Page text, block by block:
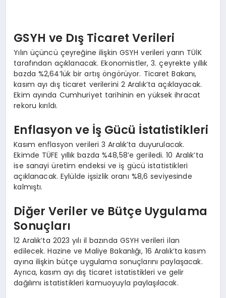
GSYH ve Dış Ticaret Verileri
Yılın üçüncü çeyreğine ilişkin GSYH verileri yarın TÜİK
tarafından açıklanacak. Ekonomistler, 3. çeyrekte yıllık
bazda %2,64’lük bir artış öngörüyor. Ticaret Bakanı,
kasım ayı dış ticaret verilerini 2 Aralık’ta açıklayacak.
Ekim ayında Cumhuriyet tarihinin en yüksek ihracat
rekoru kırıldı.
Enflasyon ve İş Gücü İstatistikleri
Kasım enflasyon verileri 3 Aralık’ta duyurulacak.
Ekimde TÜFE yıllık bazda %48,58’e geriledi. 10 Aralık’ta
ise sanayi üretim endeksi ve iş gücü istatistikleri
açıklanacak. Eylülde işsizlik oranı %8,6 seviyesinde
kalmıştı.
Diğer Veriler ve Bütçe Uygulama
Sonuçları
12 Aralık’ta 2023 yılı il bazında GSYH verileri ilan
edilecek. Hazine ve Maliye Bakanlığı, 16 Aralık’ta kasım
ayına ilişkin bütçe uygulama sonuçlarını paylaşacak.
Ayrıca, kasım ayı dış ticaret istatistikleri ve gelir
dağılımı istatistikleri kamuoyuyla paylaşılacak.